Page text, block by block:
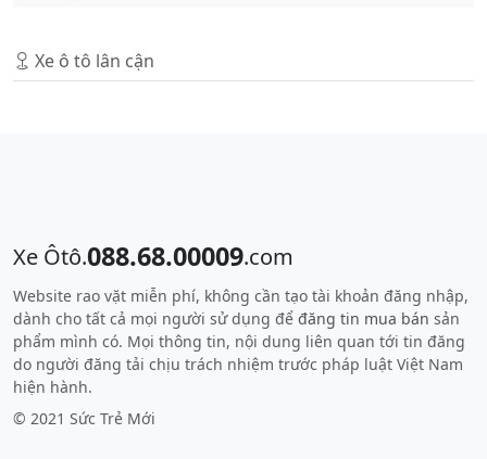
Xe ô tô lân cận
Xe Ôtô.088.68.00009.com
Website rao vặt miễn phí, không cần tạo tài khoản đăng nhập,
dành cho tất cả mọi người sử dụng để đăng tin mua bán sản
phẩm mình có. Mọi thông tin, nội dung liên quan tới tin đăng
do người đăng tải chịu trách nhiệm trước pháp luật Việt Nam
hiện hành.
© 2021 Sức Trẻ Mới